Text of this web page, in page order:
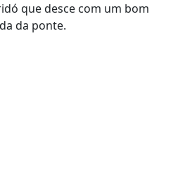
que desce com um bom
da ponte.